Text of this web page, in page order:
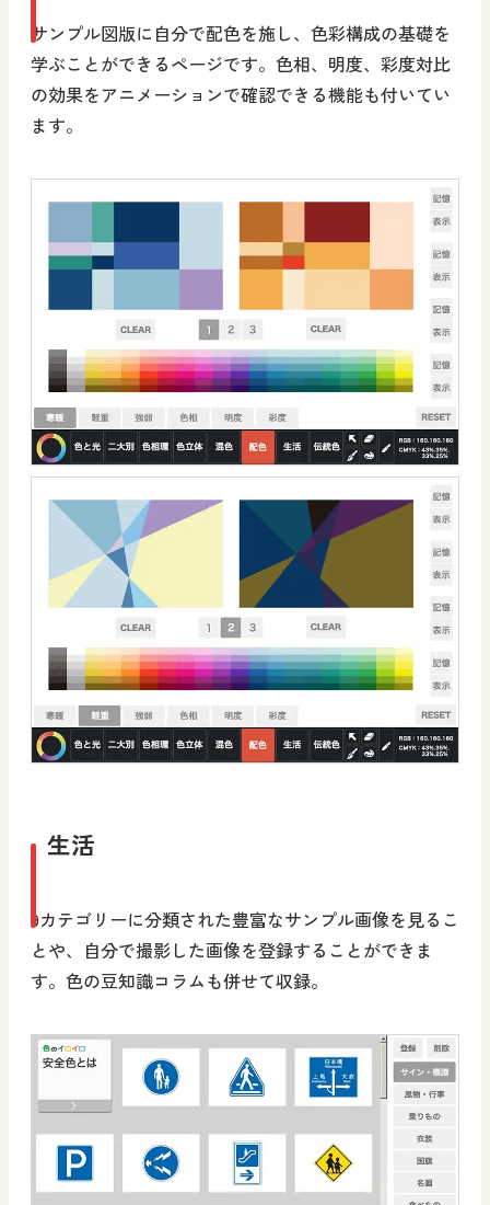
サンプル図版に自分で配色を施し、色彩構成の基礎を
学ぶことができるページです。色相、明度、彩度対比
の効果をアニメーションで確認できる機能も付いてい
ます。
生活
9カテゴリーに分類された豊富なサンプル画像を見るこ
とや、自分で撮影した画像を登録することができま
す。色の豆知識コラムも併せて収録。